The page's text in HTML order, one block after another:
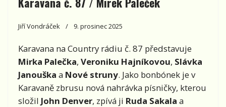
Jiří Vondráček 9. prosinec 2025
Karavana na Country rádiu č. 87 představuje
Mirka Palečka, Veroniku Hajníkovou, Slávka
Janouška a Nové struny. Jako bonbónek je v
Karavaně zbrusu nová nahrávka písničky, kterou
složil John Denver, zpívá ji Ruda Sakala a